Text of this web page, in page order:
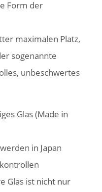
Form der
maximalen Platz,
sogenannte
unbeschwertes
Glas (Made in
in Japan
Glas ist nicht nur